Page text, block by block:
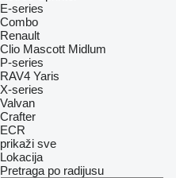
E-series
Combo
Renault
Clio Mascott Midlum
P-series
RAV4 Yaris
X-series
Valvan
Crafter
ECR
prikaži sve
Lokacija
Pretraga po radijusu